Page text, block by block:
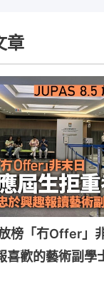
章
榜「冇Offer」
喜歡的藝術副學